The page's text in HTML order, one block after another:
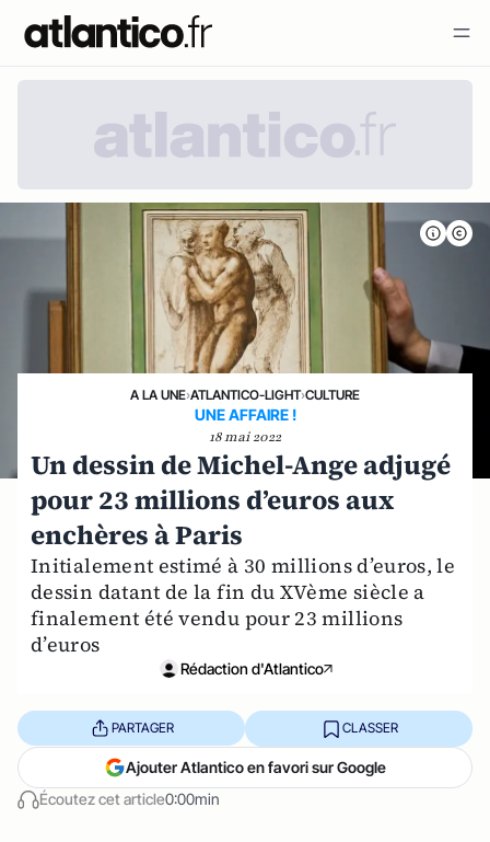
A LA UNE›ATLANTICO-LIGHT›CULTURE
UNE AFFAIRE !
18 mai 2022
Un dessin de Michel-Ange adjugé
pour 23 millions d’euros aux
enchères à Paris
Initialement estimé à 30 millions d’euros, le
dessin datant de la fin du XVème siècle a
finalement été vendu pour 23 millions
d’euros
Rédaction d'Atlantico
Écoutez cet article0:00min
PARTAGER CLASSER
Ajouter Atlantico en favori sur Google